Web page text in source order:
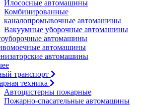
Илососные автомашины
Комбинированные
каналопромывочные автомашины
Вакуумные уборочные автомашины
автомашины
автомашины
автомашины
транспорт
техника
Автоцистерны пожарные
Пожарно-спасательные автомашины